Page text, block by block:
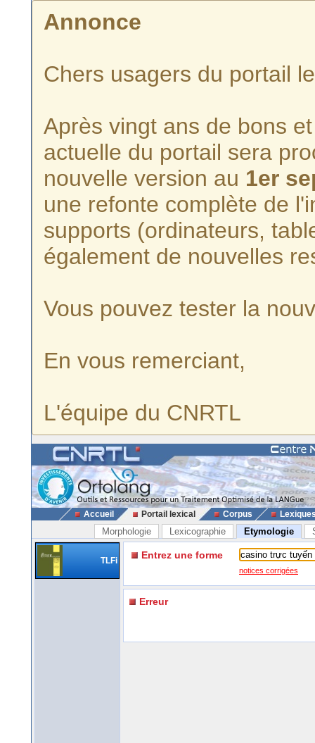
Annonce
Chers usagers du portail
Après vingt ans de bons
actuelle du portail sera
nouvelle version au 1er
une refonte complète de
supports (ordinateurs,
également de nouvelles
Vous pouvez tester la
En vous remerciant,
L'équipe du CNRTL
Accueil Portail lexical Corpus
Morphologie Lexicographie Etymologie
TLFi Entrez une forme
notices corrigées
Erreur